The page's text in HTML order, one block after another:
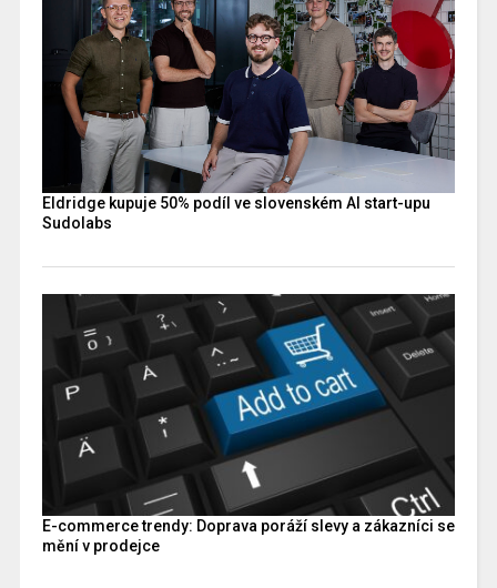
Eldridge kupuje 50% podíl ve slovenském AI start-upu
Sudolabs
E-commerce trendy: Doprava poráží slevy a zákazníci se
mění v prodejce